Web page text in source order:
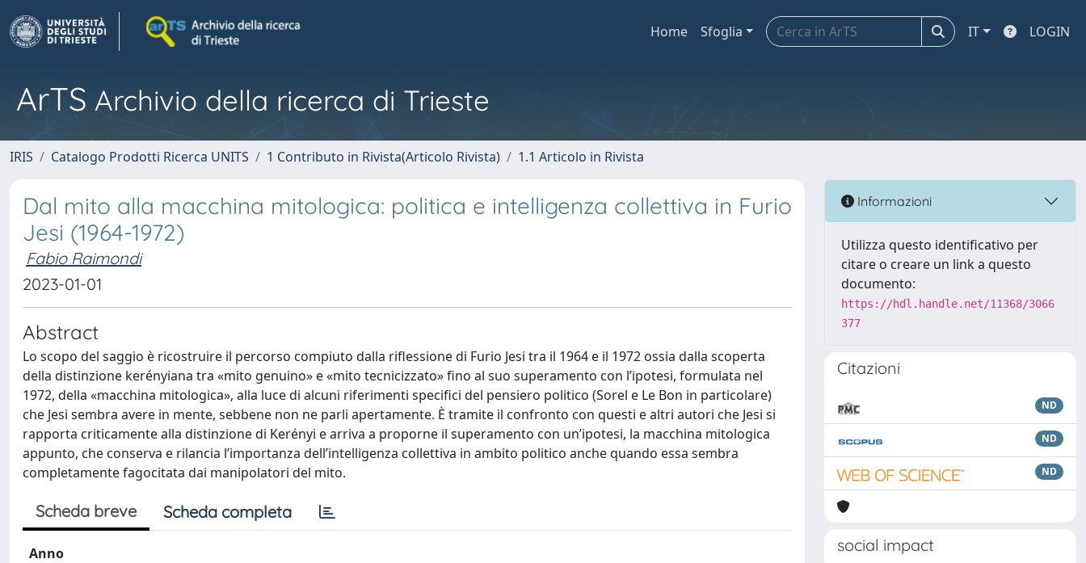
Home Sfoglia IT LOGIN
ArTS Archivio della ricerca di Trieste
IRIS Catalogo Prodotti Ricerca UNITS 1 Contributo in Rivista(Articolo Rivista) 1.1 Articolo in Rivista
Dal mito alla macchina mitologica: politica e intelligenza collettiva in Furio
Jesi (1964-1972)
Fabio Raimondi
2023-01-01
Abstract
Lo scopo del saggio è ricostruire il percorso compiuto dalla riflessione di Furio Jesi tra il 1964 e il 1972 ossia dalla scoperta
della distinzione kerényiana tra «mito genuino» e «mito tecnicizzato» fino al suo superamento con l’ipotesi, formulata nel
1972, della «macchina mitologica», alla luce di alcuni riferimenti specifici del pensiero politico (Sorel e Le Bon in particolare)
che Jesi sembra avere in mente, sebbene non ne parli apertamente. È tramite il confronto con questi e altri autori che Jesi si
rapporta criticamente alla distinzione di Kerényi e arriva a proporne il superamento con un’ipotesi, la macchina mitologica
appunto, che conserva e rilancia l’importanza dell’intelligenza collettiva in ambito politico anche quando essa sembra
completamente fagocitata dai manipolatori del mito.
Scheda breve Scheda completa
Anno
Informazioni
Utilizza questo identificativo per
citare o creare un link a questo
documento:
https://hdl.handle.net/11368/3066
377
Citazioni
ND
ND
ND
social impact